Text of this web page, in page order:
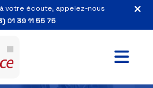
votre écoute, appelez-nous
01 39 11 55 75